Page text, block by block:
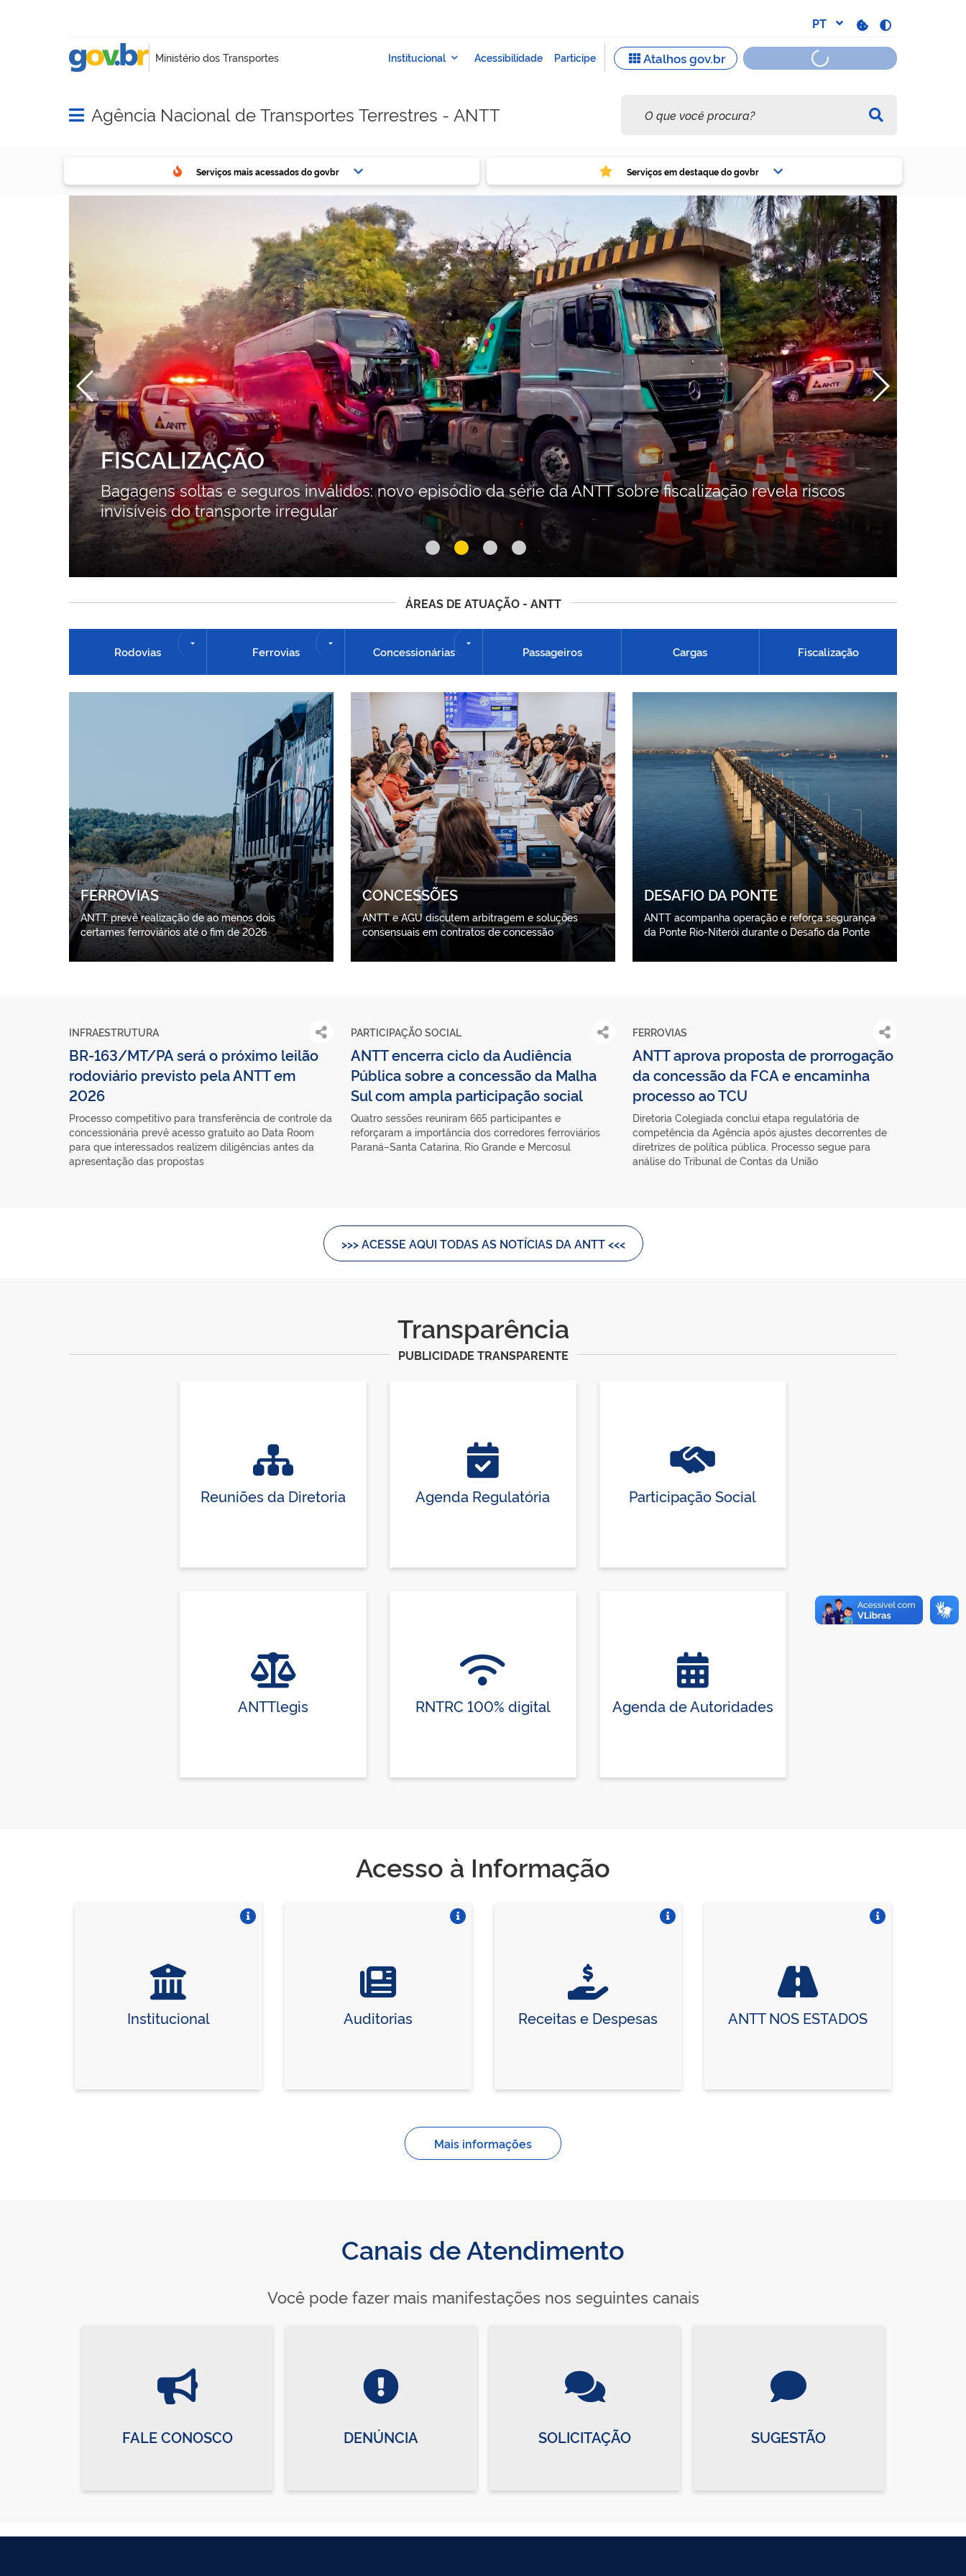
Abrir menu principal de navegação
Agência Nacional de Transportes Terrestres - ANTT
Serviços mais acessados do govbr Serviços em destaque do govbr
FISCALIZAÇÃO
Bagagens soltas e seguros inválidos: novo episódio da série da ANTT sobre fiscalização revela riscos
invisíveis do transporte irregular
ÁREAS DE ATUAÇÃO - ANTT
Rodovias Ferrovias Concessionárias Passageiros Cargas Fiscalização
FERROVIAS
ANTT prevê realização de ao menos dois
certames ferroviários até o fim de 2026
CONCESSÕES
ANTT e AGU discutem arbitragem e soluções
consensuais em contratos de concessão
DESAFIO DA PONTE
ANTT acompanha operação e reforça segurança
da Ponte Rio-Niterói durante o Desafio da Ponte
INFRAESTRUTURA
BR-163/MT/PA será o próximo leilão
rodoviário previsto pela ANTT em
2026
Processo competitivo para transferência de controle da
concessionária prevê acesso gratuito ao Data Room
para que interessados realizem diligências antes da
apresentação das propostas
PARTICIPAÇÃO SOCIAL
ANTT encerra ciclo da Audiência
Pública sobre a concessão da Malha
Sul com ampla participação social
Quatro sessões reuniram 665 participantes e
reforçaram a importância dos corredores ferroviários
Paraná–Santa Catarina, Rio Grande e Mercosul
FERROVIAS
ANTT aprova proposta de prorrogação
da concessão da FCA e encaminha
processo ao TCU
Diretoria Colegiada conclui etapa regulatória de
competência da Agência após ajustes decorrentes de
diretrizes de política pública. Processo segue para
análise do Tribunal de Contas da União
>>> ACESSE AQUI TODAS AS NOTÍCIAS DA ANTT <<<
Transparência
PUBLICIDADE TRANSPARENTE
Reuniões da Diretoria Agenda Regulatória Participação Social
ANTTlegis RNTRC 100% digital Agenda de Autoridades
Acesso à Informação
Institucional Auditorias Receitas e Despesas ANTT NOS ESTADOS
Mais informações
Canais de Atendimento
Você pode fazer mais manifestações nos seguintes canais
FALE CONOSCO DENÚNCIA SOLICITAÇÃO SUGESTÃO